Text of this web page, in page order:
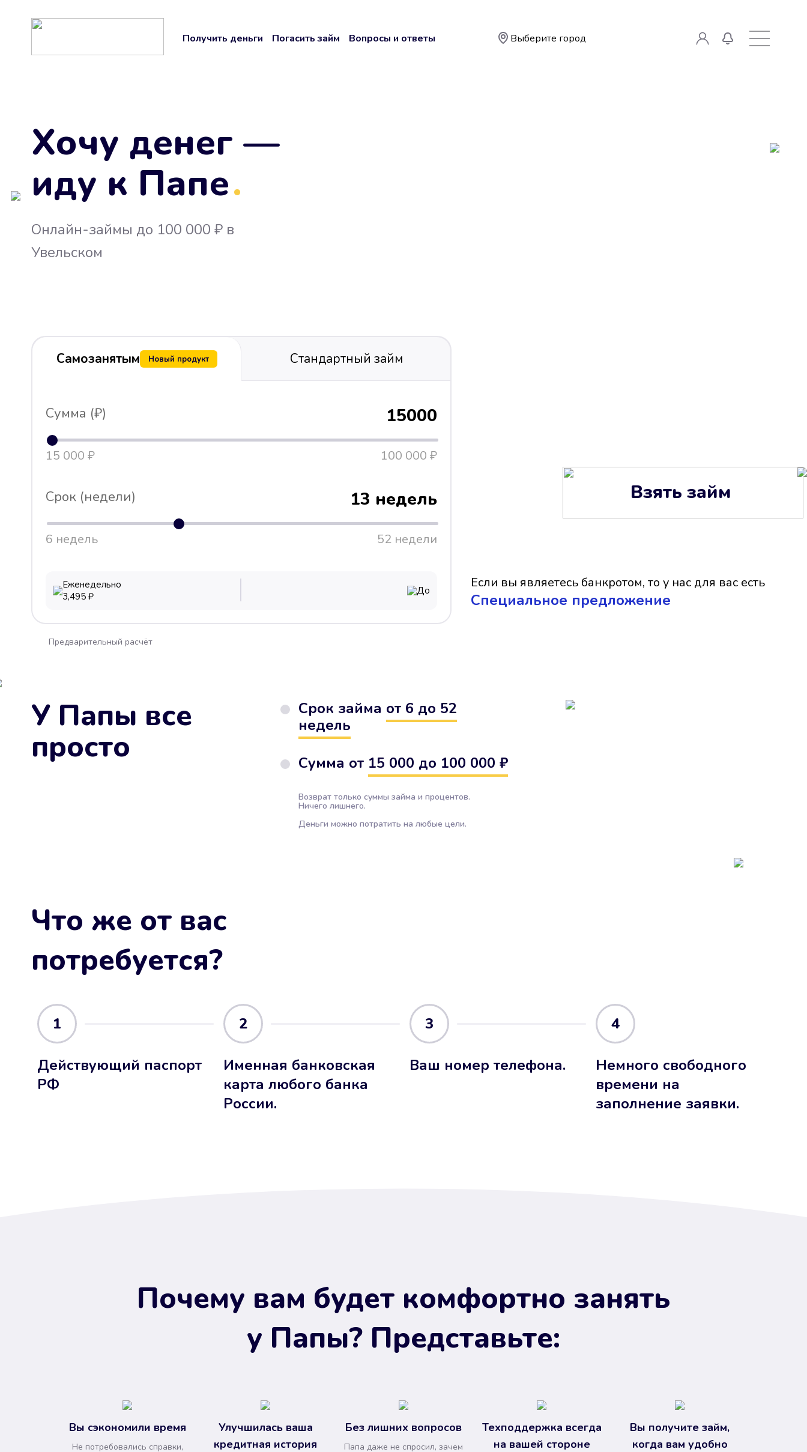
Получить деньги Погасить займ Вопросы и ответы Выберите город
Хочу денег —
иду к Папе
.
Онлайн-займы до 100 000 ₽ в
Увельском
Самозанятым Новый продукт Стандартный займ
Сумма (₽) 15000
15 000 ₽ 100 000 ₽
Срок (недели) 13 недель
6 недель 52 недели
Еженедельно
3,495 ₽ До
Взять займ
Если вы являетесь банкротом, то у нас для вас есть
Cпециальное предложение
Предварительный расчёт
У Папы все
просто
Срок займа от 6 до 52
недель
Сумма от 15 000 до 100 000 ₽
Возврат только суммы займа и процентов.
Ничего лишнего.
Деньги можно потратить на любые цели.
Что же от вас
потребуется?
1
Действующий паспорт
РФ
2
Именная банковская
карта любого банка
России.
3
Ваш номер телефона.
4
Немного свободного
времени на
заполнение заявки.
Почему вам будет комфортно занять
у Папы? Представьте:
Вы сэкономили время
Не потребовались справки,
Улучшилась ваша
кредитная история
Без лишних вопросов
Папа даже не спросил, зачем
Техподдержка всегда
на вашей стороне
Вы получите займ,
когда вам удобно